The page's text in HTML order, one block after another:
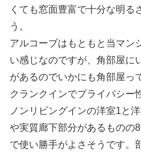
くても窓面豊富で十分な明る
う。
アルコーブはもともと当マン
い感じなのですが、角部屋に
があるのでいかにも角部屋っ
クランクインでプライバシー
ノンリビングインの洋室1と
や実質廊下部分があるものの
で使い勝手がよさそうです。